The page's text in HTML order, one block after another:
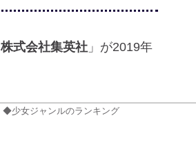
株式会社集英社 」が2019年
◆少女ジャンルのランキング